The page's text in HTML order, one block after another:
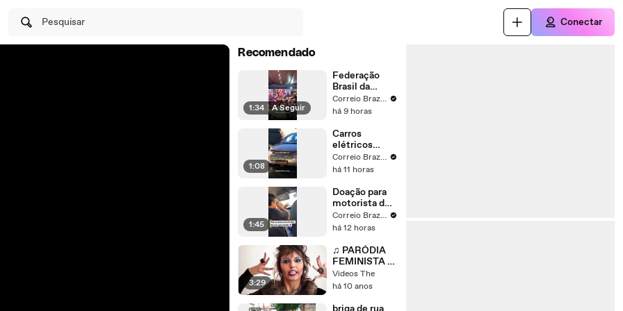
Pesquisar Conectar
Recomendado
1:34 | A Seguir
Federação
Brasil da
Esperança
lança Leandro
disputar o
GDF
Correio Braziliense
há 9 horas
1:08
Carros
elétricos
ocupam os 3
primeiros
vendas no
Brasil em
julho
Correio Braziliense
há 11 horas
1:45
Doação para
motorista de
aplicativo vira
caso de
Vicente Pires
Correio Braziliense
há 12 horas
3:29
♫ PARÓDIA
FEMINISTA -
MC Biel
'Química'
Barbara
Videos The
há 10 anos